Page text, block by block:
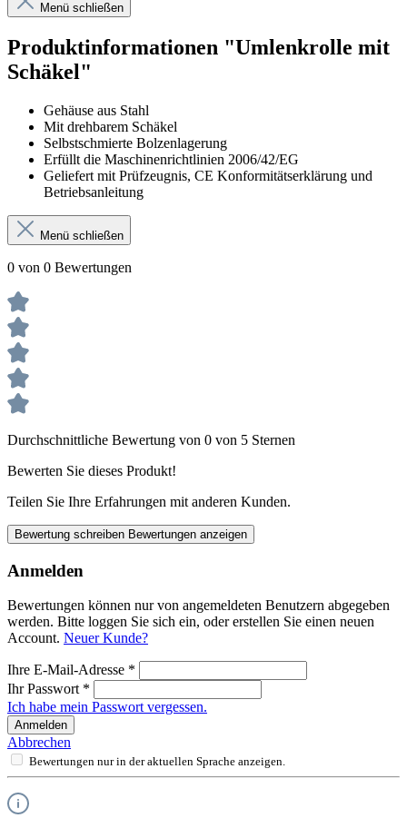
Menü schließen
Produktinformationen "Umlenkrolle mit
Schäkel"
Gehäuse aus Stahl
Mit drehbarem Schäkel
Selbstschmierte Bolzenlagerung
Erfüllt die Maschinenrichtlinien 2006/42/EG
Geliefert mit Prüfzeugnis, CE Konformitätserklärung und
Betriebsanleitung
Menü schließen
0 von 0 Bewertungen
Durchschnittliche Bewertung von 0 von 5 Sternen
Bewerten Sie dieses Produkt!
Teilen Sie Ihre Erfahrungen mit anderen Kunden.
Bewertung schreiben Bewertungen anzeigen
Anmelden
Bewertungen können nur von angemeldeten Benutzern abgegeben
werden. Bitte loggen Sie sich ein, oder erstellen Sie einen neuen
Account. Neuer Kunde?
Ihre E-Mail-Adresse *
Ihr Passwort *
Ich habe mein Passwort vergessen.
Anmelden
Abbrechen
Bewertungen nur in der aktuellen Sprache anzeigen.